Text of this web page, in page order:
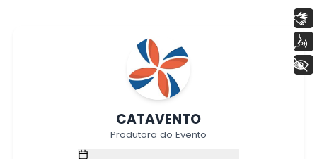
CATAVENTO
Produtora do Evento
+ Acessibilidade